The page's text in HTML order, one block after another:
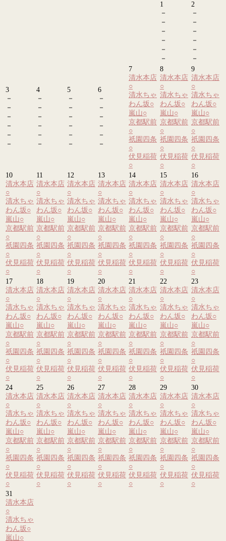
1
－
－
－
－
－
－
2
－
－
－
－
－
－
3
－
－
－
－
－
－
4
－
－
－
－
－
－
5
－
－
－
－
－
－
6
－
－
－
－
－
－
7
清水本店
○
清水ちゃ
わん坂○
嵐山○
京都駅前
○
祇園四条
○
伏見稲荷
○
8
清水本店
○
清水ちゃ
わん坂○
嵐山○
京都駅前
○
祇園四条
○
伏見稲荷
○
9
清水本店
○
清水ちゃ
わん坂○
嵐山○
京都駅前
○
祇園四条
○
伏見稲荷
○
10
清水本店
○
清水ちゃ
わん坂○
嵐山○
京都駅前
○
祇園四条
○
伏見稲荷
○
11
清水本店
○
清水ちゃ
わん坂○
嵐山○
京都駅前
○
祇園四条
○
伏見稲荷
○
12
清水本店
○
清水ちゃ
わん坂○
嵐山○
京都駅前
○
祇園四条
○
伏見稲荷
○
13
清水本店
○
清水ちゃ
わん坂○
嵐山○
京都駅前
○
祇園四条
○
伏見稲荷
○
14
清水本店
○
清水ちゃ
わん坂○
嵐山○
京都駅前
○
祇園四条
○
伏見稲荷
○
15
清水本店
○
清水ちゃ
わん坂○
嵐山○
京都駅前
○
祇園四条
○
伏見稲荷
○
16
清水本店
○
清水ちゃ
わん坂○
嵐山○
京都駅前
○
祇園四条
○
伏見稲荷
○
17
清水本店
○
清水ちゃ
わん坂○
嵐山○
京都駅前
○
祇園四条
○
伏見稲荷
○
18
清水本店
○
清水ちゃ
わん坂○
嵐山○
京都駅前
○
祇園四条
○
伏見稲荷
○
19
清水本店
○
清水ちゃ
わん坂○
嵐山○
京都駅前
○
祇園四条
○
伏見稲荷
○
20
清水本店
○
清水ちゃ
わん坂○
嵐山○
京都駅前
○
祇園四条
○
伏見稲荷
○
21
清水本店
○
清水ちゃ
わん坂○
嵐山○
京都駅前
○
祇園四条
○
伏見稲荷
○
22
清水本店
○
清水ちゃ
わん坂○
嵐山○
京都駅前
○
祇園四条
○
伏見稲荷
○
23
清水本店
○
清水ちゃ
わん坂○
嵐山○
京都駅前
○
祇園四条
○
伏見稲荷
○
24
清水本店
○
清水ちゃ
わん坂○
嵐山○
京都駅前
○
祇園四条
○
伏見稲荷
○
25
清水本店
○
清水ちゃ
わん坂○
嵐山○
京都駅前
○
祇園四条
○
伏見稲荷
○
26
清水本店
○
清水ちゃ
わん坂○
嵐山○
京都駅前
○
祇園四条
○
伏見稲荷
○
27
清水本店
○
清水ちゃ
わん坂○
嵐山○
京都駅前
○
祇園四条
○
伏見稲荷
○
28
清水本店
○
清水ちゃ
わん坂○
嵐山○
京都駅前
○
祇園四条
○
伏見稲荷
○
29
清水本店
○
清水ちゃ
わん坂○
嵐山○
京都駅前
○
祇園四条
○
伏見稲荷
○
30
清水本店
○
清水ちゃ
わん坂○
嵐山○
京都駅前
○
祇園四条
○
伏見稲荷
○
31
清水本店
○
清水ちゃ
わん坂○
嵐山○